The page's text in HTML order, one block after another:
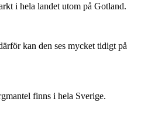
i hela landet utom på Gotland.
kan den ses mycket tidigt på
finns i hela Sverige.